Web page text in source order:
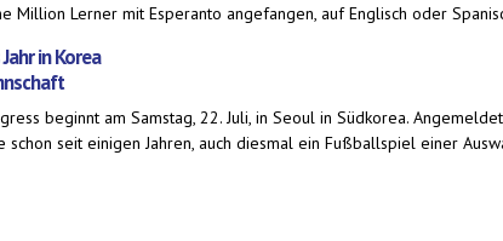
Million Lerner mit Esperanto angefangen, auf Englisch oder
in Korea
beginnt am Samstag, 22. Juli, in Seoul in Südkorea.
seit einigen Jahren, auch diesmal ein Fußballspiel einer